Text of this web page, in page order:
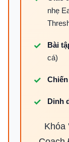
nhẹ
Bài
cá)
Dinh
Khóa